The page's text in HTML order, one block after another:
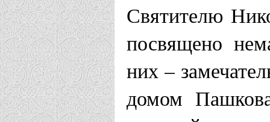
Святителю
посвящено
них –
домом